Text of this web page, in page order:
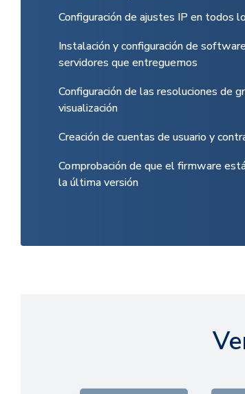
Configuración de ajustes IP en todos
Instalación y configuración de
servidores que entreguemos
Configuración de las resoluciones de
visualización
Creación de cuentas de usuario y
Comprobación de que el firmware
la última versión